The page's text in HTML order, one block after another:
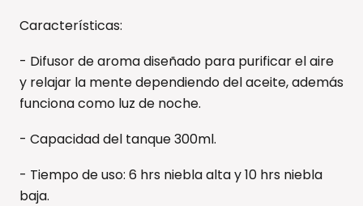
Características:
- Difusor de aroma diseñado para purificar el aire
y relajar la mente dependiendo del aceite, además
funciona como luz de noche.
- Capacidad del tanque 300ml.
- Tiempo de uso: 6 hrs niebla alta y 10 hrs niebla
baja.